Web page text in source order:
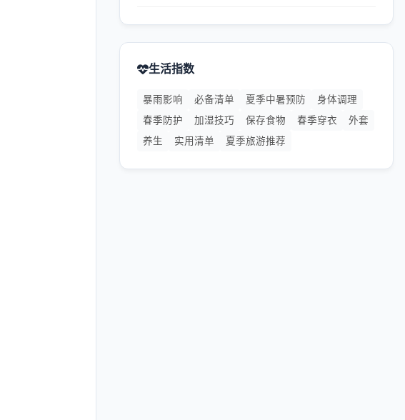
生活指数
暴雨影响 必备清单 夏季中暑预防
身体调理
春季防护
加湿技巧 保存食物 春季穿衣
外套
养生
实用清单 夏季旅游推荐